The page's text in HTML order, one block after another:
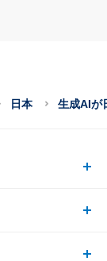
日本 生成AIが